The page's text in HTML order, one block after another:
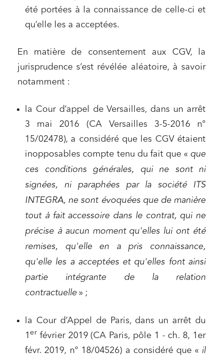
été portées à la connaissance de celle-ci et
qu’elle les a acceptées.
En matière de consentement aux CGV, la
jurisprudence s’est révélée aléatoire, à savoir
notamment :
la Cour d’appel de Versailles, dans un arrêt
3 mai 2016 (CA Versailles 3-5-2016 n°
15/02478), a considéré que les CGV étaient
inopposables compte tenu du fait que « que
ces conditions générales, qui ne sont ni
signées, ni paraphées par la société ITS
INTEGRA, ne sont évoquées que de manière
tout à fait accessoire dans le contrat, qui ne
précise à aucun moment qu'elles lui ont été
remises, qu'elle en a pris connaissance,
qu'elle les a acceptées et qu'elles font ainsi
partie intégrante de la relation
contractuelle » ;
la Cour d’Appel de Paris, dans un arrêt du
1 er février 2019 (CA Paris, pôle 1 - ch. 8, 1er
févr. 2019, n° 18/04526) a considéré que « il
Relations commerciales et contrats
Associations et acteurs de l’économie sociale et
solidaire
Media et édition
Immobilier et habitat
Entreprises du numérique
Droit du numérique, données et conformité
Services publics et collectivités
Commande publique